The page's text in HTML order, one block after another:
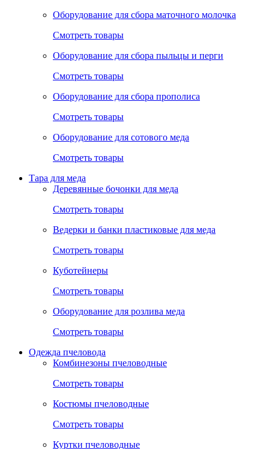
Оборудование для сбора маточного молочка
Смотреть товары
Оборудование для сбора пыльцы и перги
Смотреть товары
Оборудование для сбора прополиса
Смотреть товары
Оборудование для сотового меда
Смотреть товары
Тара для меда
Деревянные бочонки для меда
Смотреть товары
Ведерки и банки пластиковые для меда
Смотреть товары
Куботейнеры
Смотреть товары
Оборудование для розлива меда
Смотреть товары
Одежда пчеловода
Комбинезоны пчеловодные
Смотреть товары
Костюмы пчеловодные
Смотреть товары
Куртки пчеловодные